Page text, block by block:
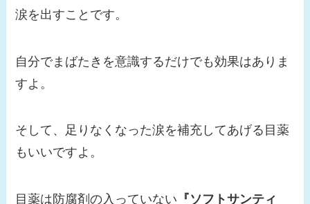
涙を出すことです。
自分でまばたきを意識するだけでも効果はありま
すよ。
そして、足りなくなった涙を補充してあげる目薬
もいいですよ。
目薬は防腐剤の入っていない 『ソフトサンティ